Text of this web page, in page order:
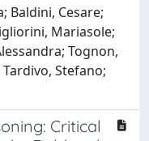
Baldini, Cesare;
Mariasole;
Tognon,
Stefano;
Critical